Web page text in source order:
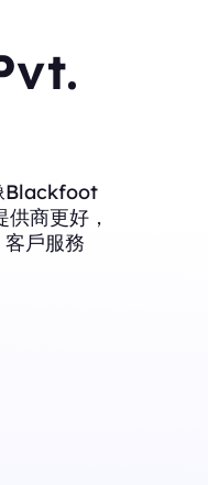
Blackfoot
商更好，
戶服務